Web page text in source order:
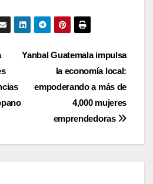
Yanbal Guatemala impulsa
la economía local:
empoderando a más de
4,000 mujeres
emprendedoras